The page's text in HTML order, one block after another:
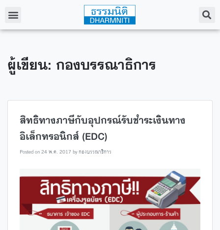
ผู้เขียน: กองบรรณาธิการ
สิทธิทางภาษีกับอุปกรณ์รับชำระเงินทาง
อิเล็กทรอนิกส์ (EDC)
Posted on24 พ.ค. 2017 byกองบรรณาธิการ